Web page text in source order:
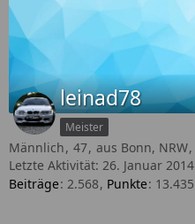
leinad78
Meister
Männlich 47 aus Bonn, NRW
Letzte Aktivität: 26. Januar 2014
Beiträge 2.568 Punkte 13.435